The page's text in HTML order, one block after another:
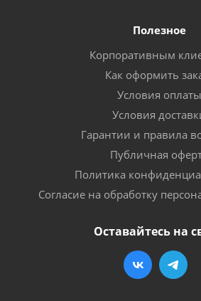
Полезное
Корпоративным
Как оформить
Условия оплаты
Условия
Гарантии и правила
Публичная
Политика
Согласие на обработку
Оставайтесь на